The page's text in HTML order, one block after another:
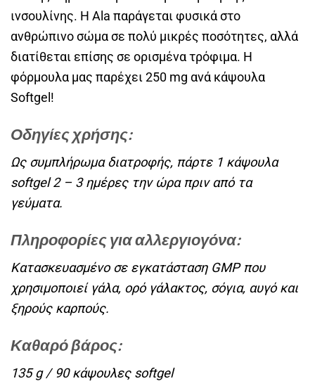
ινσουλίνης. Η Ala παράγεται φυσικά στο
ανθρώπινο σώμα σε πολύ μικρές ποσότητες, αλλά
διατίθεται επίσης σε ορισμένα τρόφιμα. Η
φόρμουλα μας παρέχει 250 mg ανά κάψουλα
Softgel!
Οδηγίες χρήσης:
Ως συμπλήρωμα διατροφής, πάρτε 1 κάψουλα
softgel 2 – 3 ημέρες την ώρα πριν από τα
γεύματα.
Πληροφορίες για αλλεργιογόνα:
Κατασκευασμένο σε εγκατάσταση GMP που
χρησιμοποιεί γάλα, ορό γάλακτος, σόγια, αυγό και
ξηρούς καρπούς.
Καθαρό βάρος:
135 g / 90 κάψουλες softgel